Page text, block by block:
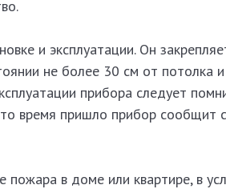
и эксплуатации. Он
не более 30 см от потолка
прибора следует
время пришло прибор сообщит
пожара в доме или квартире, в